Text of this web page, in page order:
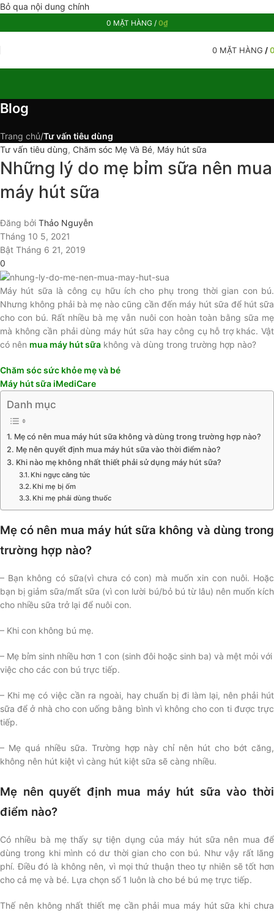
Bỏ qua nội dung chính
0 MẶT HÀNG / 0₫
0 MẶT HÀNG /
Blog
Trang chủ/Tư vấn tiêu dùng
Tư vấn tiêu dùng, Chăm sóc Mẹ Và Bé, Máy hút sữa
Những lý do mẹ bỉm sữa nên mua
máy hút sữa
Đăng bởi Thảo Nguyễn
Tháng 10 5, 2021
Bật Tháng 6 21, 2019
0
Máy hút sữa là công cụ hữu ích cho phụ trong thời gian con bú.
Nhưng không phải bà mẹ nào cũng cần đến máy hút sữa để hút sữa
cho con bú. Rất nhiều bà mẹ vẫn nuôi con hoàn toàn bằng sữa mẹ
mà không cần phải dùng máy hút sữa hay công cụ hỗ trợ khác. Vật
có nên mua máy hút sữa không và dùng trong trường hợp nào?
Chăm sóc sức khỏe mẹ và bé
Máy hút sữa iMediCare
Danh mục
Mẹ có nên mua máy hút sữa không và dùng trong trường hợp nào?
Mẹ nên quyết định mua máy hút sữa vào thời điểm nào?
Khi nào mẹ không nhất thiết phải sử dụng máy hút sữa?
Khi ngực căng tức
Khi mẹ bị ốm
Khi mẹ phải dùng thuốc
Mẹ có nên mua máy hút sữa không và dùng trong
trường hợp nào?
– Bạn không có sữa(vì chưa có con) mà muốn xin con nuôi. Hoặc
bạn bị giảm sữa/mất sữa (vì con lười bú/bỏ bú từ lâu) nên muốn kích
cho nhiều sữa trở lại để nuôi con.
– Khi con không bú mẹ.
– Mẹ bỉm sinh nhiều hơn 1 con (sinh đôi hoặc sinh ba) và mệt mỏi với
việc cho các con bú trực tiếp.
– Khi mẹ có việc cần ra ngoài, hay chuẩn bị đi làm lại, nên phải hút
sữa để ở nhà cho con uống bằng bình vì không cho con ti được trực
tiếp.
– Mẹ quá nhiều sữa. Trường hợp này chỉ nên hút cho bớt căng,
không nên hút kiệt vì càng hút kiệt sữa sẽ càng nhiều.
Mẹ nên quyết định mua máy hút sữa vào thời
điểm nào?
Có nhiều bà mẹ thấy sự tiện dụng của máy hút sữa nên mua để
dùng trong khi mình có dư thời gian cho con bú. Như vậy rất lãng
phí. Điều đó là không nên, vì mọi thứ thuận theo tự nhiên sẽ tốt hơn
cho cả mẹ và bé. Lựa chọn số 1 luôn là cho bé bú mẹ trực tiếp.
Thế nên không nhất thiết mẹ cần phải mua máy hút sữa khi chưa